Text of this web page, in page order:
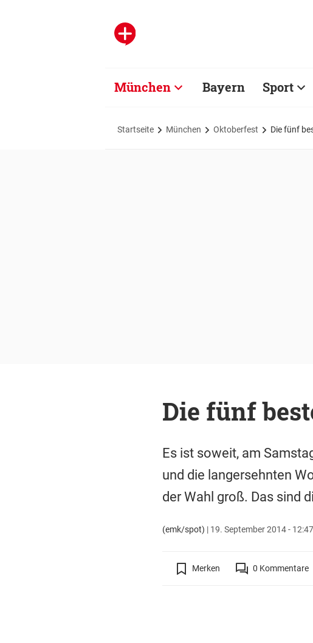
München Bayern Sport
Startseite München Oktoberfest Die fünf
Die fünf
Es ist soweit, am
und die langersehnten
der Wahl groß. Das sind
(emk/spot) | 19. September 2014 -
Merken 0 Kommentare